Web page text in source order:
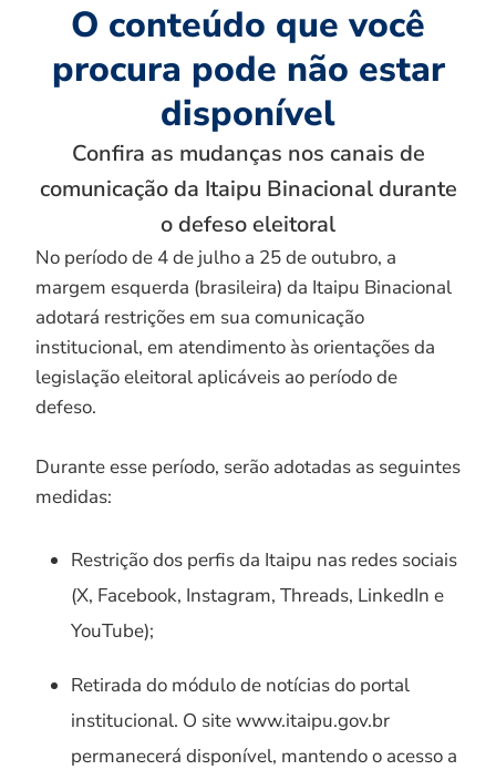
O conteúdo que você
procura pode não estar
disponível
Confira as mudanças nos canais de
comunicação da Itaipu Binacional durante
o defeso eleitoral
No período de 4 de julho a 25 de outubro, a
margem esquerda (brasileira) da Itaipu Binacional
adotará restrições em sua comunicação
institucional, em atendimento às orientações da
legislação eleitoral aplicáveis ao período de
defeso.
Durante esse período, serão adotadas as seguintes
medidas:
Restrição dos perfis da Itaipu nas redes sociais
(X, Facebook, Instagram, Threads, LinkedIn e
YouTube);
Retirada do módulo de notícias do portal
institucional. O site www.itaipu.gov.br
permanecerá disponível, mantendo o acesso a